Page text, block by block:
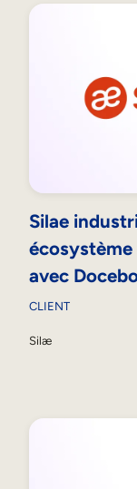
Silae
avec
CLIENT
Silæ